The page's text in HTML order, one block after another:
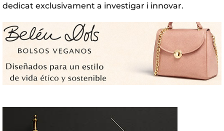
dedicat exclusivament a investigar i innovar.